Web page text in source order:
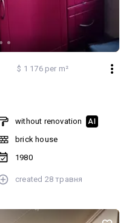
$ 1 176 per m²
without renovation AI
brick house
1980
created 28 травня